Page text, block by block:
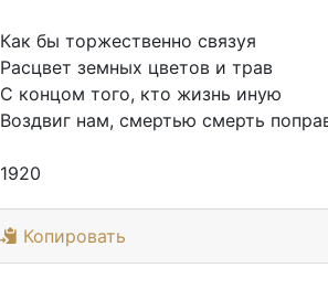
Как бы торжественно связуя
Расцвет земных цветов и трав
С концом того, кто жизнь иную
Воздвиг нам, смертью смерть
1920
Копировать